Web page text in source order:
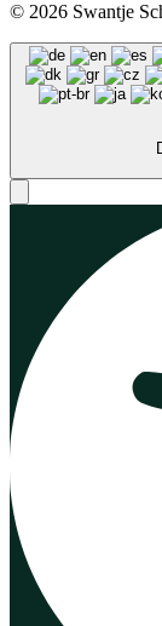
© 2026 Swantje